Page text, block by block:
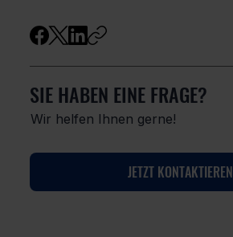
SIE HABEN EINE FRAGE?
Wir helfen Ihnen gerne!
JETZT KONTAKTIEREN